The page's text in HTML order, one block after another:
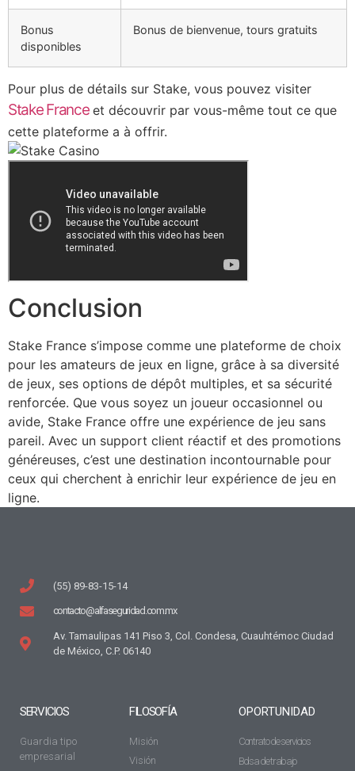
Bonus
disponibles
Bonus de bienvenue, tours gratuits
Pour plus de détails sur Stake, vous pouvez visiter
Stake Franceet découvrir par vous-même tout ce que
cette plateforme a à offrir.
Conclusion
Stake France s’impose comme une plateforme de choix
pour les amateurs de jeux en ligne, grâce à sa diversité
de jeux, ses options de dépôt multiples, et sa sécurité
renforcée. Que vous soyez un joueur occasionnel ou
avide, Stake France offre une expérience de jeu sans
pareil. Avec un support client réactif et des promotions
généreuses, c’est une destination incontournable pour
ceux qui cherchent à enrichir leur expérience de jeu en
ligne.
(55) 89-83-15-14
contacto@alfaseguridad.com.mx
Av. Tamaulipas 141 Piso 3, Col. Condesa, Cuauhtémoc Ciudad
de México, C.P. 06140
SERVICIOS
Guardia tipo
empresarial
FILOSOFÍA
Misión
Visión
OPORTUNIDAD
Contrato de servicios
Bolsa de trabajo